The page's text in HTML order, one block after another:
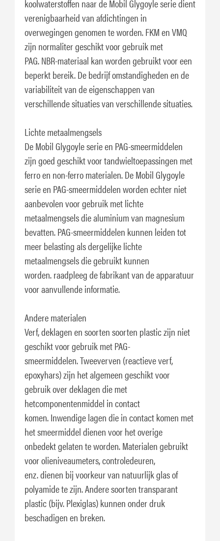
koolwaterstoffen naar de Mobil Glygoyle serie dient
verenigbaarheid van afdichtingen in
overwegingen genomen te worden. FKM en VMQ
zijn normaliter geschikt voor gebruik met
PAG. NBR-materiaal kan worden gebruikt voor een
beperkt bereik. De bedrijf omstandigheden en de
variabiliteit van de eigenschappen van
verschillende situaties van verschillende situaties.
Lichte metaalmengsels
De Mobil Glygoyle serie en PAG-smeermiddelen
zijn goed geschikt voor tandwieltoepassingen met
ferro en non-ferro materialen. De Mobil Glygoyle
serie en PAG-smeermiddelen worden echter niet
aanbevolen voor gebruik met lichte
metaalmengsels die aluminium van magnesium
bevatten. PAG-smeermiddelen kunnen leiden tot
meer belasting als dergelijke lichte
metaalmengsels die gebruikt kunnen
worden. raadpleeg de fabrikant van de apparatuur
voor aanvullende informatie.
Andere materialen
Verf, deklagen en soorten soorten plastic zijn niet
geschikt voor gebruik met PAG-
smeermiddelen. Tweeverven (reactieve verf,
epoxyhars) zijn het algemeen geschikt voor
gebruik over deklagen die met
hetcomponentenmiddel in contact
komen. Inwendige lagen die in contact komen met
het smeermiddel dienen voor het overige
onbedekt gelaten te worden. Materialen gebruikt
voor olieniveaumeters, controledeuren,
enz. dienen bij voorkeur van natuurlijk glas of
polyamide te zijn. Andere soorten transparant
plastic (bijv. Plexiglas) kunnen onder druk
beschadigen en breken.